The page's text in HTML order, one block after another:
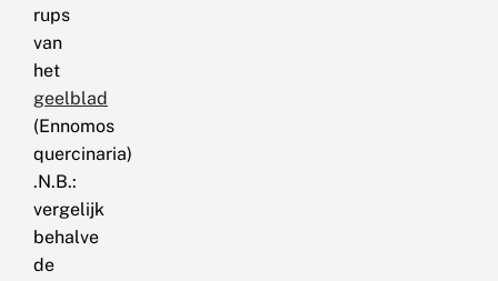
rups
van
het
geelblad
(Ennomos
quercinaria)
.N.B.:
vergelijk
behalve
de